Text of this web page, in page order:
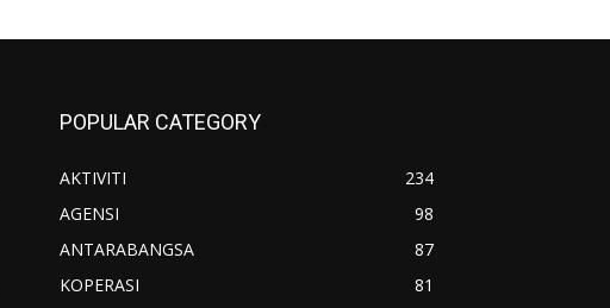
POPULAR CATEGORY
AKTIVITI
234
AGENSI
98
ANTARABANGSA
87
KOPERASI
81